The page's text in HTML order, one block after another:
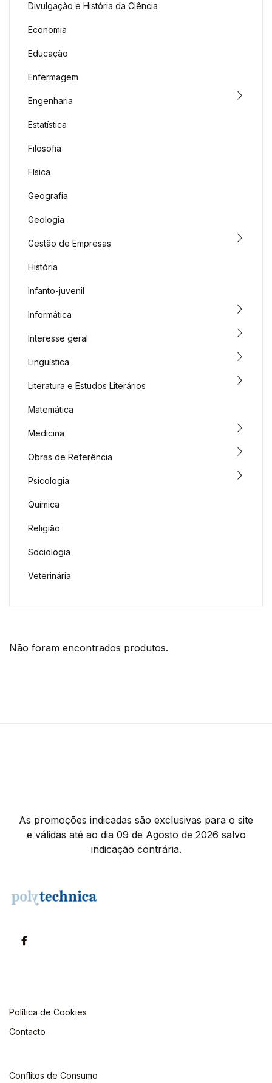
Não foram encontrados produtos.
Divulgação e História da Ciência
Economia
Educação
Enfermagem
Engenharia
Estatística
Filosofia
Física
Geografia
Geologia
Gestão de Empresas
História
Infanto-juvenil
Informática
Interesse geral
Linguística
Literatura e Estudos Literários
Matemática
Medicina
Obras de Referência
Psicologia
Química
Religião
Sociologia
Veterinária
As promoções indicadas são exclusivas para o site
e válidas até ao dia 09 de Agosto de 2026 salvo
indicação contrária.
Política de Cookies
Contacto
Conflitos de Consumo